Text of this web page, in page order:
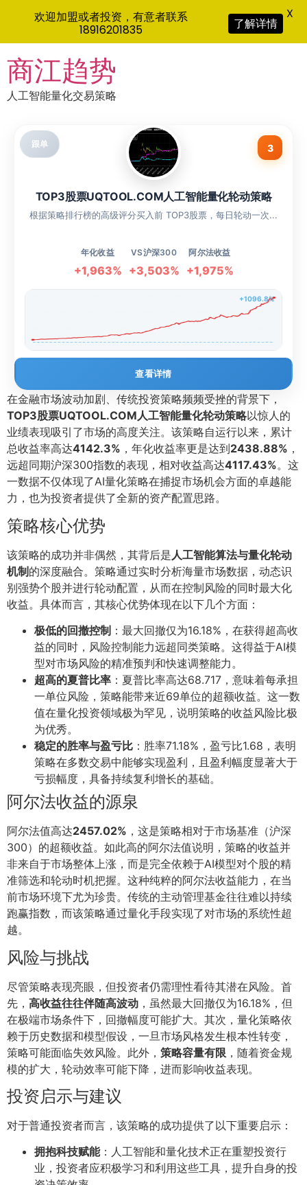
to
content
商江趋势
人工智能量化交易策略
跟单 3
TOP3股票UQTOOL.COM人工智能量化轮动策略
根据策略排行榜的高级评分买入前 TOP3股票，每日轮动一次...
年化收益
+1,963%
VS沪深300
+3,503%
阿尔法收益
+1,975%
+1096.8%
查看详情
在金融市场波动加剧、传统投资策略频频受挫的背景下，
TOP3股票UQTOOL.COM人工智能量化轮动策略以惊人的
业绩表现吸引了市场的高度关注。该策略自运行以来，累计
总收益率高达4142.3% ，年化收益率更是达到2438.88% ，
远超同期沪深300指数的表现，相对收益高达4117.43%。这
一数据不仅体现了AI量化策略在捕捉市场机会方面的卓越能
力，也为投资者提供了全新的资产配置思路。
策略核心优势
该策略的成功并非偶然，其背后是 人工智能算法与量化轮动
机制的深度融合。策略通过实时分析海量市场数据，动态识
别强势个股并进行轮动配置，从而在控制风险的同时最大化
收益。具体而言，其核心优势体现在以下几个方面：
极低的回撤控制 ：最大回撤仅为16.18%，在获得超高收
益的同时，风险控制能力远超同类策略。这得益于AI模
型对市场风险的精准预判和快速调整能力。
超高的夏普比率 ：夏普比率高达68.717，意味着每承担
一单位风险，策略能带来近69单位的超额收益。这一数
值在量化投资领域极为罕见，说明策略的收益风险比极
为优秀。
稳定的胜率与盈亏比 ：胜率71.18%，盈亏比1.68，表明
策略在多数交易中能够实现盈利，且盈利幅度显著大于
亏损幅度，具备持续复利增长的基础。
阿尔法收益的源泉
阿尔法值高达2457.02% ，这是策略相对于市场基准（沪深
300）的超额收益。如此高的阿尔法值说明，策略的收益并
非来自于市场整体上涨，而是完全依赖于AI模型对个股的精
准筛选和轮动时机把握。这种纯粹的阿尔法收益能力，在当
前市场环境下尤为珍贵。传统的主动管理基金往往难以持续
跑赢指数，而该策略通过量化手段实现了对市场的系统性超
越。
风险与挑战
尽管策略表现亮眼，但投资者仍需理性看待其潜在风险。首
先， 高收益往往伴随高波动 ，虽然最大回撤仅为16.18%，但
在极端市场条件下，回撤幅度可能扩大。其次，量化策略依
赖于历史数据和模型假设，一旦市场风格发生根本性转变，
策略可能面临失效风险。此外， 策略容量有限 ，随着资金规
模的扩大，轮动效率可能下降，进而影响收益表现。
投资启示与建议
对于普通投资者而言，该策略的成功提供了以下重要启示：
拥抱科技赋能：人工智能和量化技术正在重塑投资行
业，投资者应积极学习和利用这些工具，提升自身的投
欢迎加盟或者投资，有意者联系
18916201835
了解详情
X